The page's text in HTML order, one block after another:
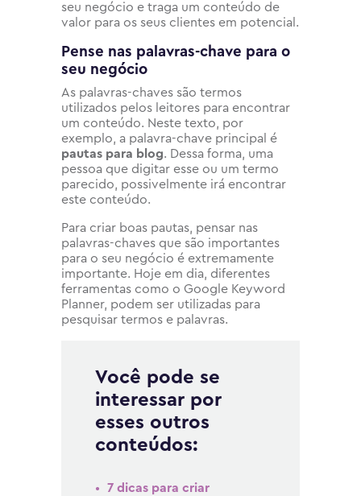
seu negócio e traga um conteúdo de
valor para os seus clientes em potencial.
Pense nas palavras-chave para o
seu negócio
As palavras-chaves são termos
utilizados pelos leitores para encontrar
um conteúdo. Neste texto, por
exemplo, a palavra-chave principal é
pautas para blog. Dessa forma, uma
pessoa que digitar esse ou um termo
parecido, possivelmente irá encontrar
este conteúdo.
Para criar boas pautas, pensar nas
palavras-chaves que são importantes
para o seu negócio é extremamente
importante. Hoje em dia, diferentes
ferramentas como o Google Keyword
Planner, podem ser utilizadas para
pesquisar termos e palavras.
Você pode se
interessar por
esses outros
conteúdos:
7 dicas para criar